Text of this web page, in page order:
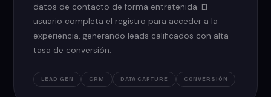
datos de contacto de forma entretenida. El
usuario completa el registro para acceder a la
experiencia, generando leads calificados con alta
tasa de conversión.
LEAD GEN CRM DATA CAPTURE CONVERSIÓN